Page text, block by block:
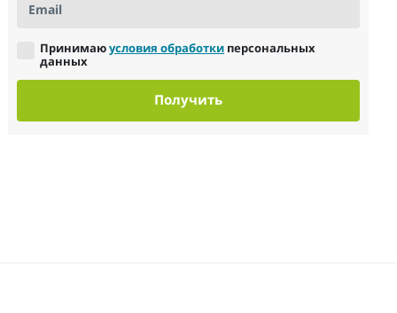
Email
Принимаюусловия обработки персональных
данных
Получить